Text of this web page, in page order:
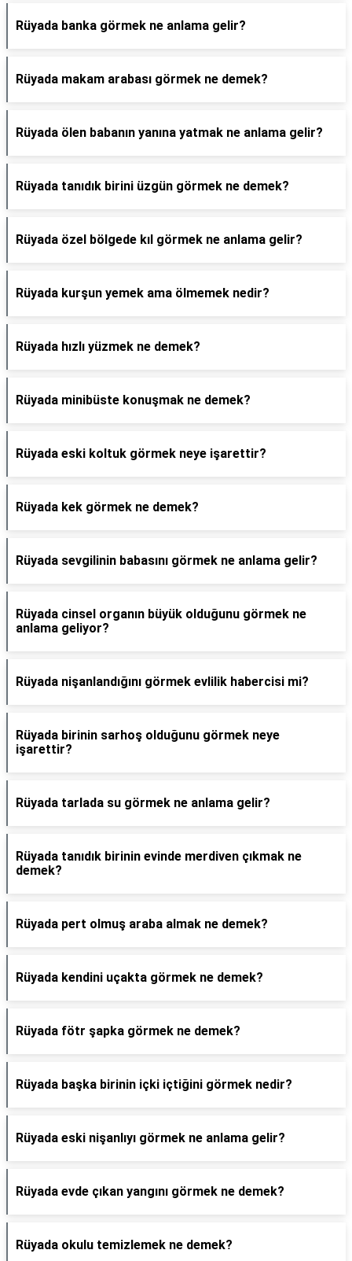
Rüyada banka görmek ne anlama gelir?
Rüyada makam arabası görmek ne demek?
Rüyada ölen babanın yanına yatmak ne anlama gelir?
Rüyada tanıdık birini üzgün görmek ne demek?
Rüyada özel bölgede kıl görmek ne anlama gelir?
Rüyada kurşun yemek ama ölmemek nedir?
Rüyada hızlı yüzmek ne demek?
Rüyada minibüste konuşmak ne demek?
Rüyada eski koltuk görmek neye işarettir?
Rüyada kek görmek ne demek?
Rüyada sevgilinin babasını görmek ne anlama gelir?
Rüyada cinsel organın büyük olduğunu görmek ne
anlama geliyor?
Rüyada nişanlandığını görmek evlilik habercisi mi?
Rüyada birinin sarhoş olduğunu görmek neye
işarettir?
Rüyada tarlada su görmek ne anlama gelir?
Rüyada tanıdık birinin evinde merdiven çıkmak ne
demek?
Rüyada pert olmuş araba almak ne demek?
Rüyada kendini uçakta görmek ne demek?
Rüyada fötr şapka görmek ne demek?
Rüyada başka birinin içki içtiğini görmek nedir?
Rüyada eski nişanlıyı görmek ne anlama gelir?
Rüyada evde çıkan yangını görmek ne demek?
Rüyada okulu temizlemek ne demek?